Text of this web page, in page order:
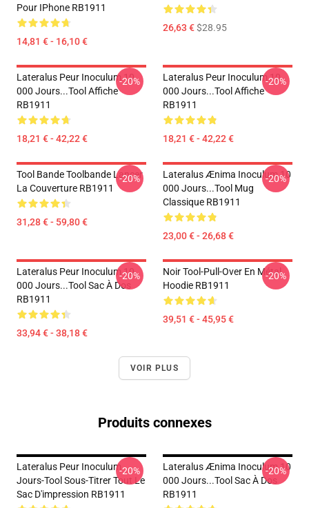
Pour IPhone RB1911
14,81 € - 16,10 €
26,63 €$28.95
Lateralus Peur Inoculum 10
000 Jours...tool Affiche
RB1911
18,21 € - 42,22 €
-20%
Lateralus Peur Inoculum 10
000 Jours...tool Affiche
RB1911
18,21 € - 42,22 €
-20%
Tool Bande Toolbande Lancer
La Couverture RB1911
31,28 € - 59,80 €
-20%
Lateralus Ænima Inoculum 10
000 Jours...tool Mug
Classique RB1911
23,00 € - 26,68 €
-20%
Lateralus Peur Inoculum 10
000 Jours...tool Sac À Dos
RB1911
33,94 € - 38,18 €
-20%
Noir Tool-Pull-Over En Métal
Hoodie RB1911
39,51 € - 45,95 €
-20%
VOIR PLUS
Produits connexes
Lateralus Peur Inoculum
Jours-Tool Sous-Titrer Tout Le
Sac D'impression RB1911
-20%
Lateralus Ænima Inoculum 10
000 Jours...tool Sac À Dos
RB1911
-20%